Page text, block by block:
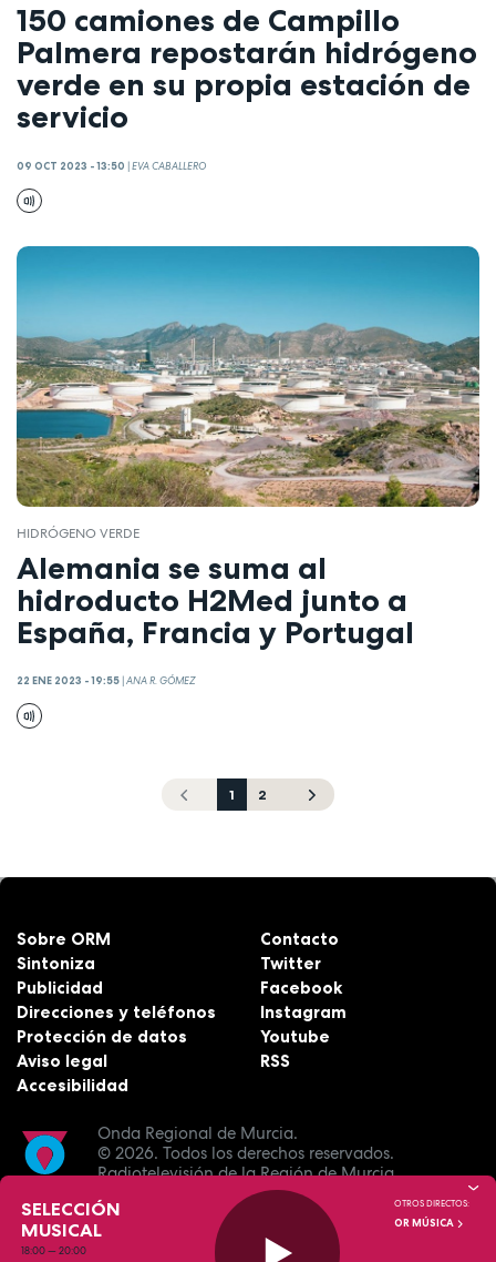
150 camiones de Campillo
Palmera repostarán hidrógeno
verde en su propia estación de
servicio
09 OCT 2023 - 13:50 |EVA CABALLERO
HIDRÓGENO VERDE
Alemania se suma al
hidroducto H2Med junto a
España, Francia y Portugal
22 ENE 2023 - 19:55 ANA R. GÓMEZ
1 2
Onda Regional de Murcia.
© 2026. Todos los derechos reservados.
Radiotelevisión de la Región de Murcia.
Sobre ORM
Sintoniza
Publicidad
Direcciones y teléfonos
Protección de datos
Aviso legal
Accesibilidad
Contacto
Twitter
Facebook
Instagram
Youtube
RSS
SELECCIÓN
MUSICAL
18:00—20:00
OTROS DIRECTOS:
OR MÚSICA